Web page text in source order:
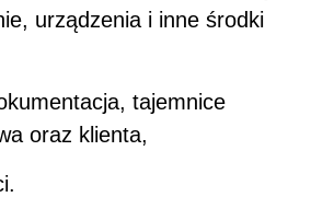
urządzenia i inne środki
tajemnice
oraz klienta,